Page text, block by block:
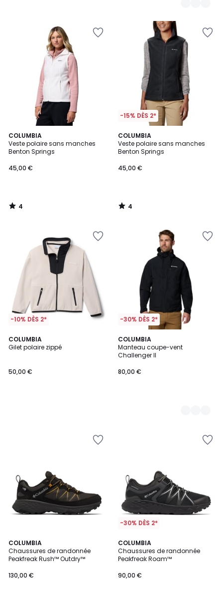
COLUMBIA
Veste polaire sans manches
Benton Springs
45,00 €
4
/
5
4
/
-15% DÈS 2*
COLUMBIA
Veste polaire sans manches
Benton Springs
45,00 €
4
/
5
4
/
-10% DÈS 2*
COLUMBIA
Gilet polaire zippé
50,00 €
-30% DÈS 2*
COLUMBIA
Manteau coupe-vent
Challenger II
80,00 €
2
Couleurs
COLUMBIA
Chaussures de randonnée
Peakfreak Rush™ Outdry™
130,00 €
-30% DÈS 2*
COLUMBIA
Chaussures de randonnée
Peakfreak Roam™
90,00 €
4,5
/ 5
2
Couleurs